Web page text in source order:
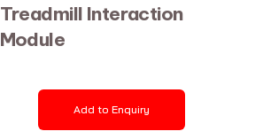
Treadmill Interaction
Module
Add to Enquiry